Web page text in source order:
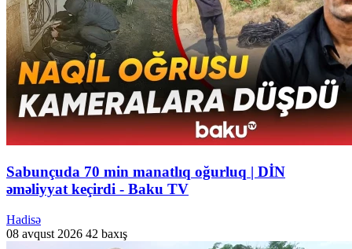
Sabunçuda 70 min manatlıq oğurluq | DİN
əməliyyat keçirdi - Baku TV
Hadisə
08 avqust 2026 42 baxış